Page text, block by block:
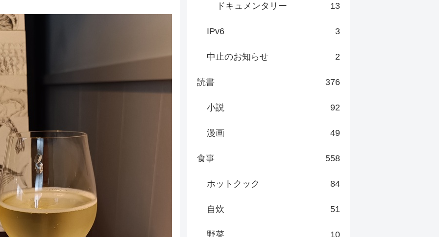
ドキュメンタリー 13
IPv6 3
中止のお知らせ 2
読書 376
小説 92
漫画 49
食事 558
ホットクック 84
自炊 51
野菜 10